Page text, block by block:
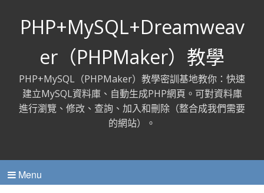
PHP+MySQL+Dreamweav
er（PHPMaker）教學
PHP+MySQL（PHPMaker）教學密訓基地教你：快速
建立MySQL資料庫、自動生成PHP網頁。可對資料庫
進行瀏覽、修改、查詢、加入和刪除（整合成我們需要
的網站）。
Menu